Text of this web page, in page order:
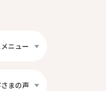
ニュー
まの声